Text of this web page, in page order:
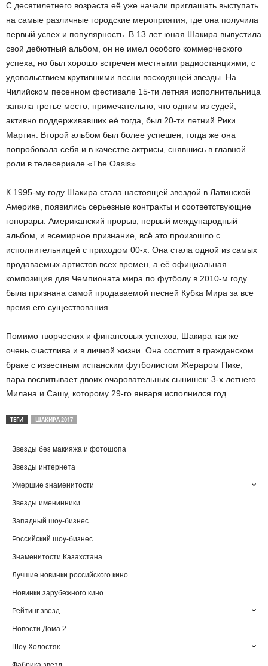
С десятилетнего возраста её уже начали приглашать выступать
на самые различные городские мероприятия, где она получила
первый успех и популярность. В 13 лет юная Шакира выпустила
свой дебютный альбом, он не имел особого коммерческого
успеха, но был хорошо встречен местными радиостанциями, с
удовольствием крутившими песни восходящей звезды. На
Чилийском песенном фестивале 15-ти летняя исполнительница
заняла третье место, примечательно, что одним из судей,
активно поддерживавших её тогда, был 20-ти летний Рики
Мартин. Второй альбом был более успешен, тогда же она
попробовала себя и в качестве актрисы, снявшись в главной
роли в телесериале «The Oasis».
К 1995-му году Шакира стала настоящей звездой в Латинской
Америке, появились серьезные контракты и соответствующие
гонорары. Американский прорыв, первый международный
альбом, и всемирное признание, всё это произошло с
исполнительницей с приходом 00-х. Она стала одной из самых
продаваемых артистов всех времен, а её официальная
композиция для Чемпионата мира по футболу в 2010-м году
была признана самой продаваемой песней Кубка Мира за все
время его существования.
Помимо творческих и финансовых успехов, Шакира так же
очень счастлива и в личной жизни. Она состоит в гражданском
браке с известным испанским футболистом Жераром Пике,
пара воспитывает двоих очаровательных сынишек: 3-х летнего
Милана и Сашу, которому 29-го января исполнился год.
ТЕГИ ШАКИРА 2017
Звезды без макияжа и фотошопа
Звезды интернета
Умершие знаменитости
Звезды именинники
Западный шоу-бизнес
Российский шоу-бизнес
Знаменитости Казахстана
Лучшие новинки российского кино
Новинки зарубежного кино
Рейтинг звезд
Новости Дома 2
Шоу Холостяк